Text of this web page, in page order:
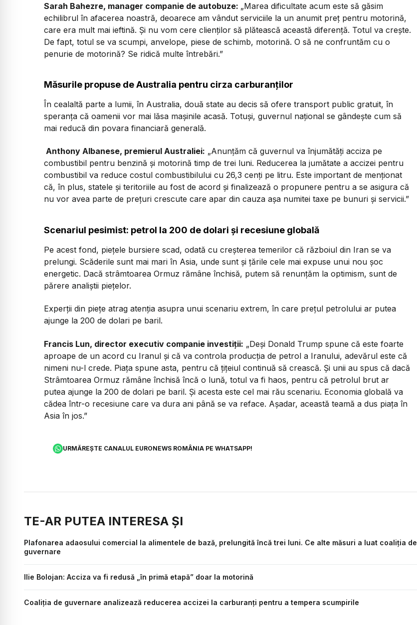
Sarah Bahezre, manager companie de autobuze: „Marea dificultate acum este să găsim
echilibrul în afacerea noastră, deoarece am vândut serviciile la un anumit preț pentru motorină,
care era mult mai ieftină. Și nu vom cere clienților să plătească această diferență. Totul va crește.
De fapt, totul se va scumpi, anvelope, piese de schimb, motorină. O să ne confruntăm cu o
penurie de motorină? Se ridică multe întrebări.”
Măsurile propuse de Australia pentru cirza carburanților
În cealaltă parte a lumii, în Australia, două state au decis să ofere transport public gratuit, în
speranța că oamenii vor mai lăsa mașinile acasă. Totuși, guvernul național se gândește cum să
mai reducă din povara financiară generală.
Anthony Albanese, premierul Australiei: „Anunțăm că guvernul va înjumătăți acciza pe
combustibil pentru benzină și motorină timp de trei luni. Reducerea la jumătate a accizei pentru
combustibil va reduce costul combustibilului cu 26,3 cenți pe litru. Este important de menționat
că, în plus, statele și teritoriile au fost de acord și finalizează o propunere pentru a se asigura că
nu vor avea parte de prețuri crescute care apar din cauza așa numitei taxe pe bunuri și servicii.”
Scenariul pesimist: petrol la 200 de dolari și recesiune globală
Pe acest fond, piețele bursiere scad, odată cu creșterea temerilor că războiul din Iran se va
prelungi. Scăderile sunt mai mari în Asia, unde sunt și țările cele mai expuse unui nou șoc
energetic. Dacă strâmtoarea Ormuz rămâne închisă, putem să renunțăm la optimism, sunt de
părere analiștii piețelor.
Experții din piețe atrag atenția asupra unui scenariu extrem, în care prețul petrolului ar putea
ajunge la 200 de dolari pe baril.
Francis Lun, director executiv companie investiții: „Deși Donald Trump spune că este foarte
aproape de un acord cu Iranul și că va controla producția de petrol a Iranului, adevărul este că
nimeni nu-l crede. Piața spune asta, pentru că țițeiul continuă să crească. Și unii au spus că dacă
Strâmtoarea Ormuz rămâne închisă încă o lună, totul va fi haos, pentru că petrolul brut ar
putea ajunge la 200 de dolari pe baril. Și acesta este cel mai rău scenariu. Economia globală va
cădea într-o recesiune care va dura ani până se va reface. Așadar, această teamă a dus piața în
Asia în jos.”
URMĂREȘTE CANALUL EURONEWS ROMÂNIA PE WHATSAPP!
TE-AR PUTEA INTERESA ȘI
Plafonarea adaosului comercial la alimentele de bază, prelungită încă trei luni. Ce alte măsuri a luat coaliția de
guvernare
Ilie Bolojan: Acciza va fi redusă „în primă etapă” doar la motorină
Coaliția de guvernare analizează reducerea accizei la carburanți pentru a tempera scumpirile